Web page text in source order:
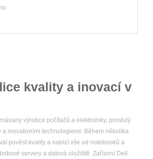
kvality a inovací v
výrobce počítačů a elektroniky, proslulý
a inovativními technologiemi. Během několika
pověst kvality a nabízí vše od notebooků a
servery a datová úložiště. Zařízení Dell